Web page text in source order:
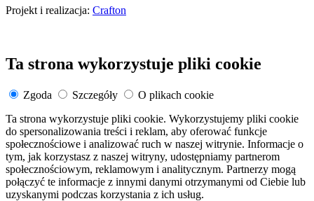
Projekt i realizacja: Crafton
Ta strona wykorzystuje pliki cookie
Zgoda Szczegóły
O plikach cookie
Ta strona wykorzystuje pliki cookie. Wykorzystujemy pliki cookie
do spersonalizowania treści i reklam, aby oferować funkcje
społecznościowe i analizować ruch w naszej witrynie. Informacje o
tym, jak korzystasz z naszej witryny, udostępniamy partnerom
społecznościowym, reklamowym i analitycznym. Partnerzy mogą
połączyć te informacje z innymi danymi otrzymanymi od Ciebie lub
uzyskanymi podczas korzystania z ich usług.